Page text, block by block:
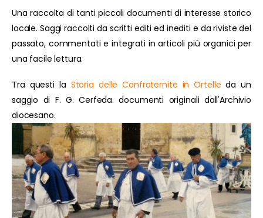
Una raccolta di tanti piccoli documenti di interesse storico
locale. Saggi raccolti da scritti editi ed inediti e da riviste del
passato, commentati e integrati in articoli più organici per
una facile lettura.
Tra questi la Storia delle Confraternite in Ortelle da un
saggio di F. G. Cerfeda. documenti originali dall'Archivio
diocesano.